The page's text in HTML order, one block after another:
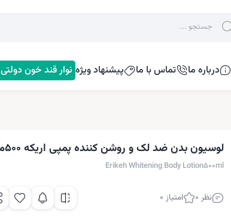
درباره ما تماس با ما پیشنهاد ویژه نوار قند خون دولتی
لوسیون بدن ضد لک و روشن کننده پمپی اریکه 500م ل
Erikeh Whitening Body Lotion500ml
نظر 0 امتیاز 0